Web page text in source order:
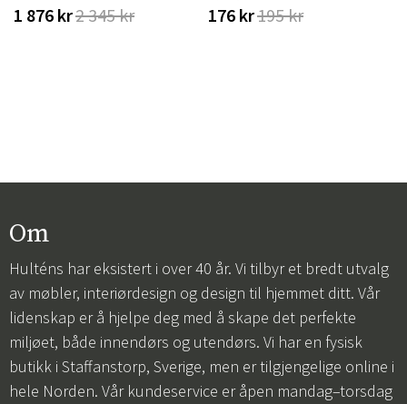
1 876 kr2 345 kr 176 kr195 kr
Om
Hulténs har eksistert i over 40 år. Vi tilbyr et bredt utvalg
av møbler, interiørdesign og design til hjemmet ditt. Vår
lidenskap er å hjelpe deg med å skape det perfekte
miljøet, både innendørs og utendørs. Vi har en fysisk
butikk i Staffanstorp, Sverige, men er tilgjengelige online i
hele Norden. Vår kundeservice er åpen mandag–torsdag